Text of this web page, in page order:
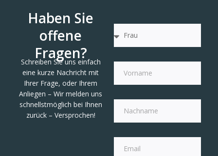
Haben Sie
offene
Fragen?
Schreiben Sie uns einfach
eine kurze Nachricht mit
Ihrer Frage, oder Ihrem
Anliegen – Wir melden uns
schnellstmöglich bei Ihnen
zurück – Versprochen!